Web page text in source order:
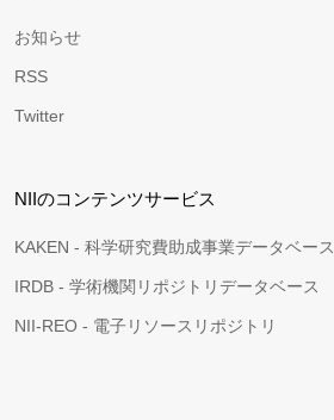
お知らせ
RSS
Twitter
NIIのコンテンツサービス
KAKEN - 科学研究費助成事業データベース
IRDB - 学術機関リポジトリデータベース
NII-REO - 電子リソースリポジトリ